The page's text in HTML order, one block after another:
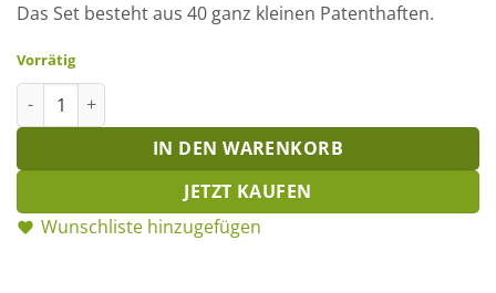
Das Set besteht aus 40 ganz kleinen Patenthaften.
Vorrätig
Patenthaften Mini - Strohblumennadeln Menge
IN DEN WARENKORB
JETZT KAUFEN
Wunschliste hinzugefügen